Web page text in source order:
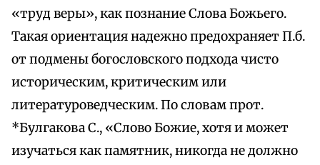
«труд веры», как познание Слова Божьего.
Такая ориентация надежно предохраняет П.б.
от подмены богословского подхода чисто
историческим, критическим или
литературоведческим. По словам прот.
*Булгакова С., «Слово Божие, хотя и может
изучаться как памятник, никогда не должно